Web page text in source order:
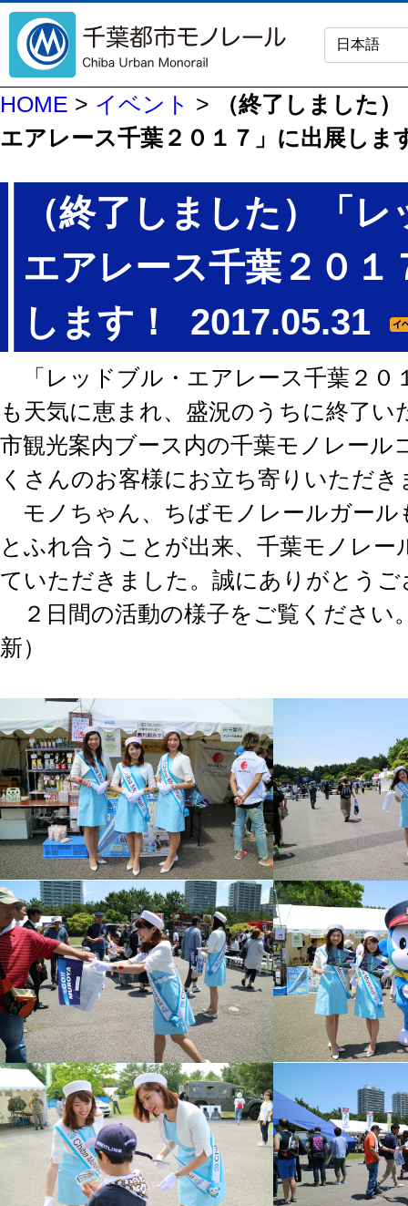
HOME > イベント >
（終了しました
エアレース千葉２０１７」に出展しま
（終了しました）「
エアレース千葉２０１
します！
2017.05.31
「レッドブル・エアレース千葉２０
も天気に恵まれ、盛況のうちに終了い
市観光案内ブース内の千葉モノレール
くさんのお客様にお立ち寄りいただき
モノちゃん、ちばモノレールガール
とふれ合うことが出来、千葉モノレー
ていただきました。誠にありがとう
２日間の活動の様子をご覧ください
新）